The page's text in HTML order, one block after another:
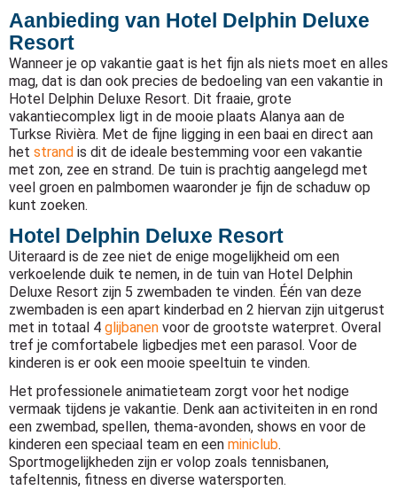
Aanbieding van Hotel Delphin Deluxe
Resort
Wanneer je op vakantie gaat is het fijn als niets moet en alles
mag, dat is dan ook precies de bedoeling van een vakantie in
Hotel Delphin Deluxe Resort. Dit fraaie, grote
vakantiecomplex ligt in de mooie plaats Alanya aan de
Turkse Rivièra. Met de fijne ligging in een baai en direct aan
het strand is dit de ideale bestemming voor een vakantie
met zon, zee en strand. De tuin is prachtig aangelegd met
veel groen en palmbomen waaronder je fijn de schaduw op
kunt zoeken.
Hotel Delphin Deluxe Resort
Uiteraard is de zee niet de enige mogelijkheid om een
verkoelende duik te nemen, in de tuin van Hotel Delphin
Deluxe Resort zijn 5 zwembaden te vinden. Één van deze
zwembaden is een apart kinderbad en 2 hiervan zijn uitgerust
met in totaal 4 glijbanen voor de grootste waterpret. Overal
tref je comfortabele ligbedjes met een parasol. Voor de
kinderen is er ook een mooie speeltuin te vinden.
Het professionele animatieteam zorgt voor het nodige
vermaak tijdens je vakantie. Denk aan activiteiten in en rond
een zwembad, spellen, thema-avonden, shows en voor de
kinderen een speciaal team en een miniclub.
Sportmogelijkheden zijn er volop zoals tennisbanen,
tafeltennis, fitness en diverse watersporten.